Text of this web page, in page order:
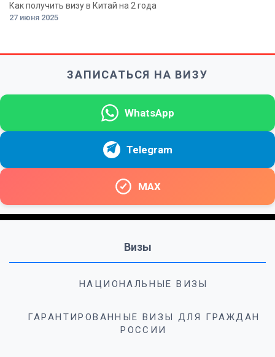
Как получить визу в Китай на 2 года
27 июня 2025
ЗАПИСАТЬСЯ НА ВИЗУ
WhatsApp
Telegram
MAX
Визы
НАЦИОНАЛЬНЫЕ ВИЗЫ
ГАРАНТИРОВАННЫЕ ВИЗЫ ДЛЯ ГРАЖДАН
РОССИИ